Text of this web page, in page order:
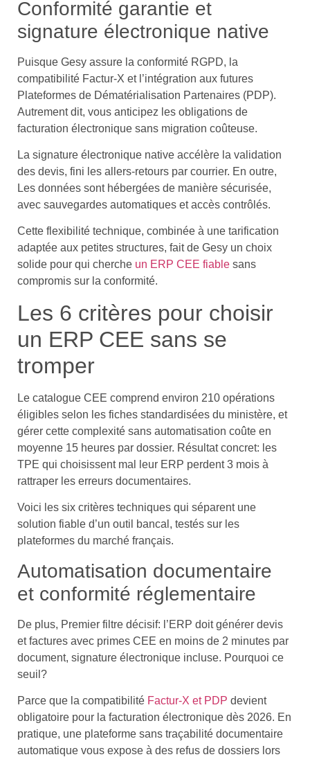
Conformité garantie et
signature électronique native
Puisque Gesy assure la conformité RGPD, la
compatibilité Factur-X et l’intégration aux futures
Plateformes de Dématérialisation Partenaires (PDP).
Autrement dit, vous anticipez les obligations de
facturation électronique sans migration coûteuse.
La signature électronique native accélère la validation
des devis, fini les allers-retours par courrier. En outre,
Les données sont hébergées de manière sécurisée,
avec sauvegardes automatiques et accès contrôlés.
Cette flexibilité technique, combinée à une tarification
adaptée aux petites structures, fait de Gesy un choix
solide pour qui cherche un ERP CEE fiable sans
compromis sur la conformité.
Les 6 critères pour choisir
un ERP CEE sans se
tromper
Le catalogue CEE comprend environ 210 opérations
éligibles selon les fiches standardisées du ministère, et
gérer cette complexité sans automatisation coûte en
moyenne 15 heures par dossier. Résultat concret: les
TPE qui choisissent mal leur ERP perdent 3 mois à
rattraper les erreurs documentaires.
Voici les six critères techniques qui séparent une
solution fiable d’un outil bancal, testés sur les
plateformes du marché français.
Automatisation documentaire
et conformité réglementaire
De plus, Premier filtre décisif: l’ERP doit générer devis
et factures avec primes CEE en moins de 2 minutes par
document, signature électronique incluse. Pourquoi ce
seuil?
Parce que la compatibilité Factur-X et PDP devient
obligatoire pour la facturation électronique dès 2026. En
pratique, une plateforme sans traçabilité documentaire
automatique vous expose à des refus de dossiers lors